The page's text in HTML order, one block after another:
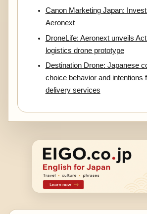
Canon Marketing Japan:
Aeronext
DroneLife: Aeronext unveils
logistics drone prototype
Destination Drone: Japanese
choice behavior and intentions
delivery services